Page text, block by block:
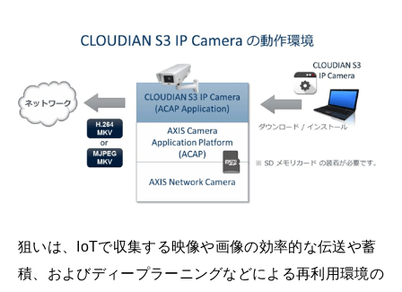
狙いは、IoTで収集する映像や画像の効率的な伝送や蓄
積、およびディープラーニングなどによる再利用環境の